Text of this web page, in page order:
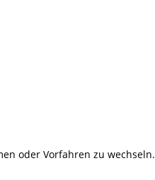
oder Vorfahren zu wechseln.